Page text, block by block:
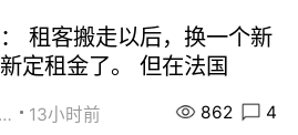
租客搬走以后，换一个新
定租金了。 但在法国
街友90454511 13小时前 862 4